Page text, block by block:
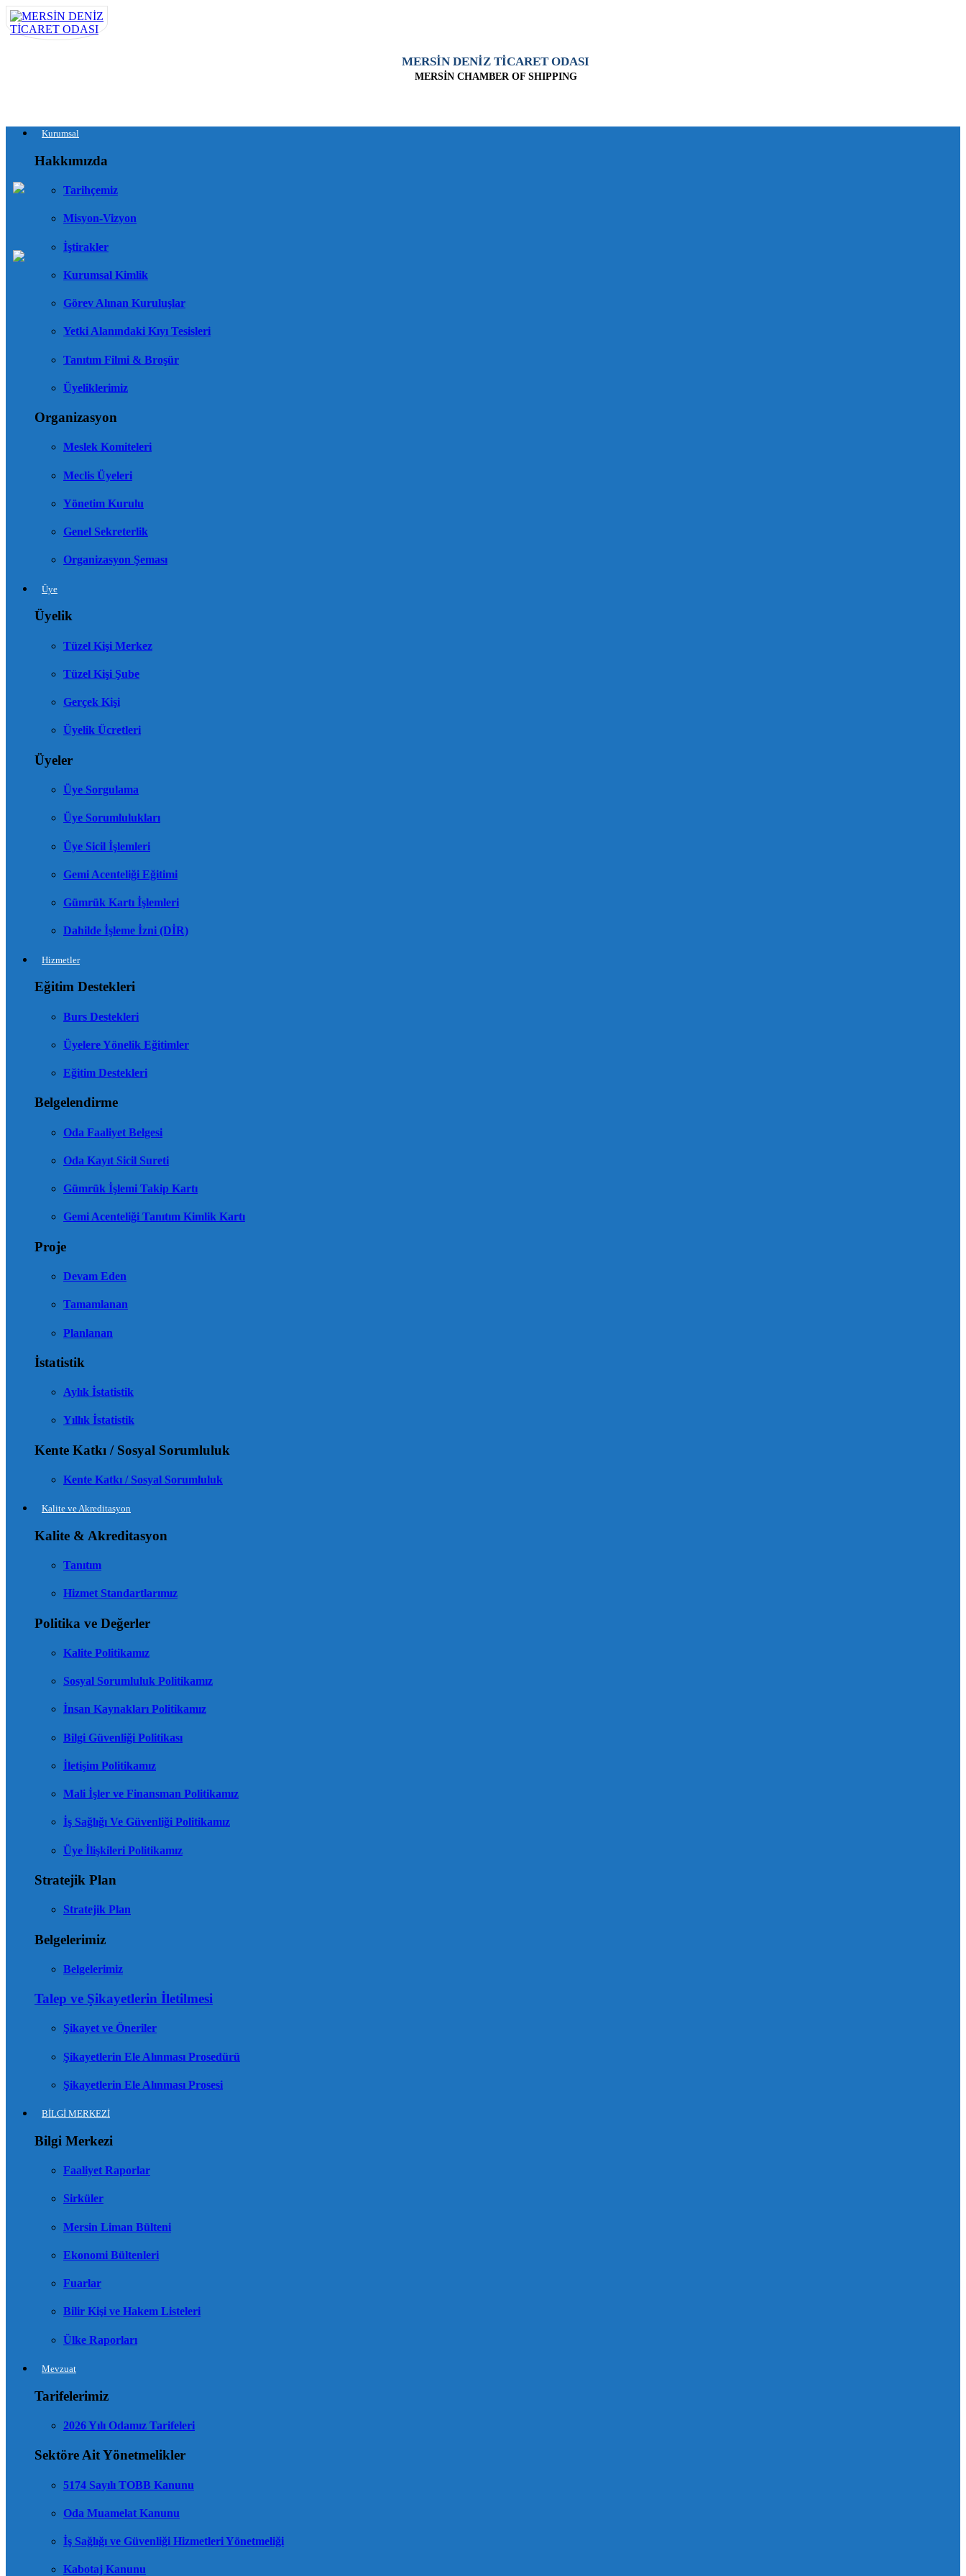
MERSİN DENİZ TİCARET ODASI
MERSİN CHAMBER OF SHIPPING
Kurumsal
Hakkımızda
Tarihçemiz
Misyon-Vizyon
İştirakler
Kurumsal Kimlik
Görev Alınan Kuruluşlar
Yetki Alanındaki Kıyı Tesisleri
Tanıtım Filmi & Broşür
Üyeliklerimiz
Organizasyon
Meslek Komiteleri
Meclis Üyeleri
Yönetim Kurulu
Genel Sekreterlik
Organizasyon Şeması
Üye
Üyelik
Tüzel Kişi Merkez
Tüzel Kişi Şube
Gerçek Kişi
Üyelik Ücretleri
Üyeler
Üye Sorgulama
Üye Sorumlulukları
Üye Sicil İşlemleri
Gemi Acenteliği Eğitimi
Gümrük Kartı İşlemleri
Dahilde İşleme İzni (DİR)
Hizmetler
Eğitim Destekleri
Burs Destekleri
Üyelere Yönelik Eğitimler
Eğitim Destekleri
Belgelendirme
Oda Faaliyet Belgesi
Oda Kayıt Sicil Sureti
Gümrük İşlemi Takip Kartı
Gemi Acenteliği Tanıtım Kimlik Kartı
Proje
Devam Eden
Tamamlanan
Planlanan
İstatistik
Aylık İstatistik
Yıllık İstatistik
Kente Katkı / Sosyal Sorumluluk
Kente Katkı / Sosyal Sorumluluk
Kalite ve Akreditasyon
Kalite & Akreditasyon
Tanıtım
Hizmet Standartlarımız
Politika ve Değerler
Kalite Politikamız
Sosyal Sorumluluk Politikamız
İnsan Kaynakları Politikamız
Bilgi Güvenliği Politikası
İletişim Politikamız
Mali İşler ve Finansman Politikamız
İş Sağlığı Ve Güvenliği Politikamız
Üye İlişkileri Politikamız
Stratejik Plan
Stratejik Plan
Belgelerimiz
Belgelerimiz
Talep ve Şikayetlerin İletilmesi
Şikayet ve Öneriler
Şikayetlerin Ele Alınması Prosedürü
Şikayetlerin Ele Alınması Prosesi
BİLGİ MERKEZİ
Bilgi Merkezi
Faaliyet Raporlar
Sirküler
Mersin Liman Bülteni
Ekonomi Bültenleri
Fuarlar
Bilir Kişi ve Hakem Listeleri
Ülke Raporları
Mevzuat
Tarifelerimiz
2026 Yılı Odamız Tarifeleri
Sektöre Ait Yönetmelikler
5174 Sayılı TOBB Kanunu
Oda Muamelat Kanunu
İş Sağlığı ve Güvenliği Hizmetleri Yönetmeliği
Kabotaj Kanunu